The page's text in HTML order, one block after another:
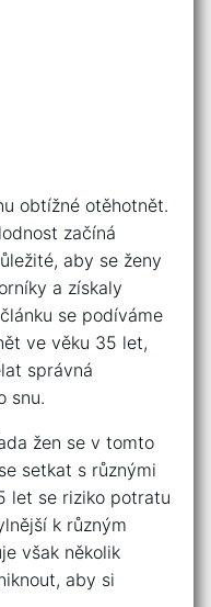
obtížné otěhotnět.
začíná
aby se ženy
a získaly
se podíváme
ve věku 35 let,
správná
snu.
žen se v tomto
setkat s různými
let se riziko potratu
k různým
však několik
aby si